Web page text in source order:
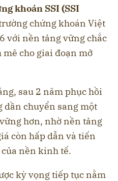
khoán SSI (SSI
chứng khoán Việt
với nền tảng vững chắc
cho giai đoạn mở
sau 2 năm phục hồi
chuyển sang một
hơn, nhờ nền tảng
còn hấp dẫn và tiến
nền kinh tế.
kỳ vọng tiếp tục nằm